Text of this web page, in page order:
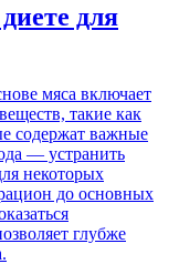
для
мяса включает
такие как
содержат важные
— устранить
некоторых
до основных
глубже